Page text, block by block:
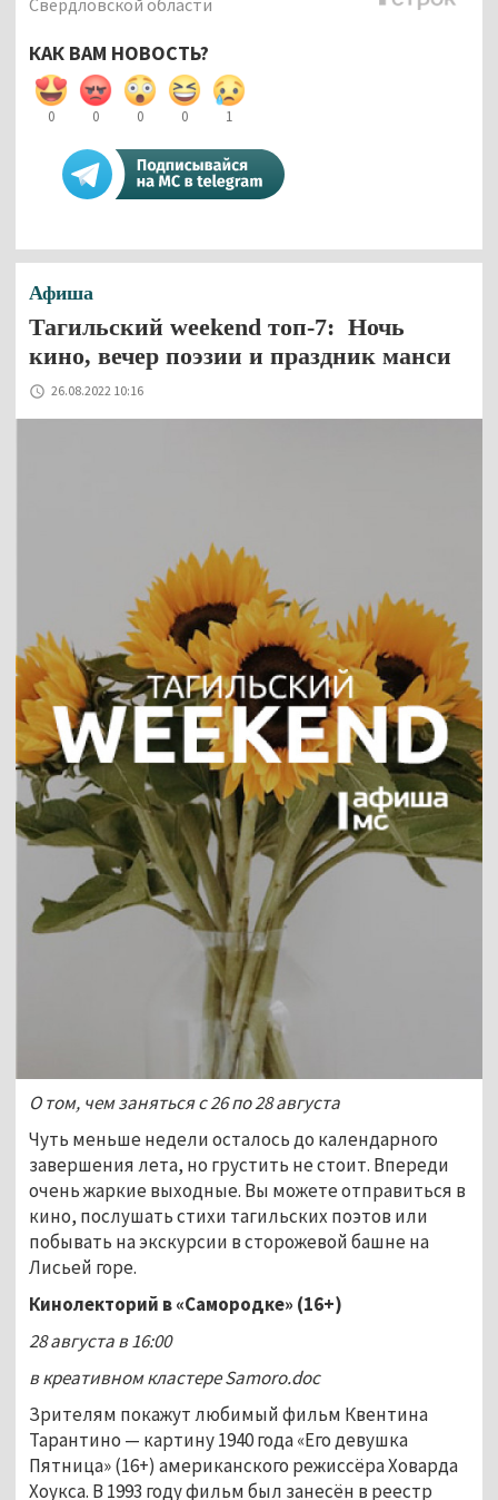
Свердловской области
КАК ВАМ НОВОСТЬ?
0 0 0 0 1
Афиша
Тагильский weekend топ-7: Ночь
кино, вечер поэзии и праздник манси
26.08.2022 10:16
О том, чем заняться с 26 по 28 августа
Чуть меньше недели осталось до календарного
завершения лета, но грустить не стоит. Впереди
очень жаркие выходные. Вы можете отправиться в
кино, послушать стихи тагильских поэтов или
побывать на экскурсии в сторожевой башне на
Лисьей горе.
Кинолекторий в «Самородке» (16+)
28 августа в 16:00
в креативном кластере Samoro.doc
Зрителям покажут любимый фильм Квентина
Тарантино — картину 1940 года «Его девушка
Пятница» (16+) американского режиссёра Ховарда
Хоукса. В 1993 году фильм был занесён в реестр